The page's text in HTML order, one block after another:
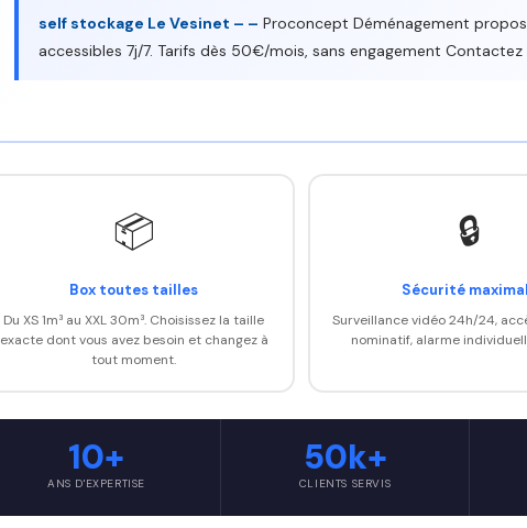
self stockage Le Vesinet – – Proconcept Déménagement
accessibles 7j/7. Tarifs dès 50€/mois, sans engagement
📦
Box toutes tailles
Du XS 1m³ au XXL 30m³. Choisissez la taille
exacte dont vous avez besoin et changez à
tout moment.
🔒
Sécurité
Surveillance vidéo 24h/24,
nominatif, alarme
10+
ANS D'EXPERTISE
50k+
CLIENTS SERVIS